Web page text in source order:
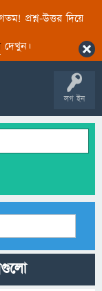
প্রশ্ন-উত্তর দিয়ে
দেখুন।
লগ ইন